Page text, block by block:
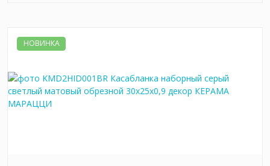
НОВИНКА